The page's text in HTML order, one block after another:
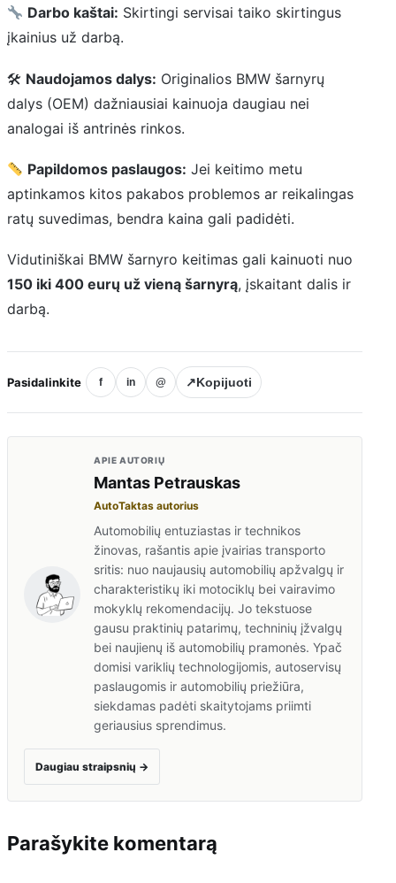
Darbo kaštai: Skirtingi servisai taiko skirtingus
įkainius už darbą.
🛠 Naudojamos dalys: Originalios BMW šarnyrų
dalys (OEM) dažniausiai kainuoja daugiau nei
analogai iš antrinės rinkos.
Papildomos paslaugos: Jei keitimo metu
aptinkamos kitos pakabos problemos ar reikalingas
ratų suvedimas, bendra kaina gali padidėti.
Vidutiniškai BMW šarnyro keitimas gali kainuoti nuo
150 iki 400 eurų už vieną šarnyrą, įskaitant dalis ir
darbą.
Pasidalinkite f in @ ↗Kopijuoti
APIE AUTORIŲ
Mantas Petrauskas
AutoTaktas autorius
Automobilių entuziastas ir technikos
žinovas, rašantis apie įvairias transporto
sritis: nuo naujausių automobilių apžvalgų ir
charakteristikų iki motociklų bei vairavimo
mokyklų rekomendacijų. Jo tekstuose
gausu praktinių patarimų, techninių įžvalgų
bei naujienų iš automobilių pramonės. Ypač
domisi variklių technologijomis, autoservisų
paslaugomis ir automobilių priežiūra,
siekdamas padėti skaitytojams priimti
geriausius sprendimus.
Daugiau straipsnių →
Parašykite komentarą